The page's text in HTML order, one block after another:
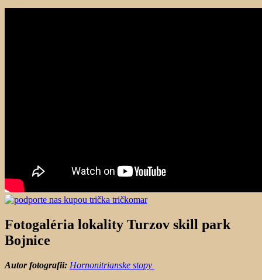
Fotogaléria lokality Turzov skill park
Bojnice
Autor fotografii: Hornonitrianske stopy